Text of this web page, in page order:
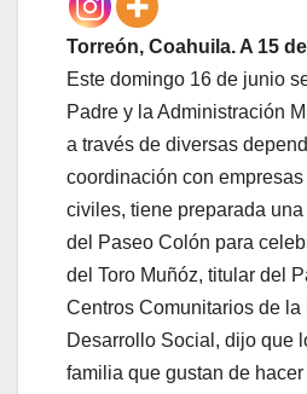
Torreón, Coahuila. A 15
Este domingo 16 de junio
Padre y la Administración
a través de diversas
coordinación con
civiles, tiene preparada
del Paseo Colón para
del Toro Muñóz, titular del
Centros Comunitarios de
Desarrollo Social, dijo que
familia que gustan de